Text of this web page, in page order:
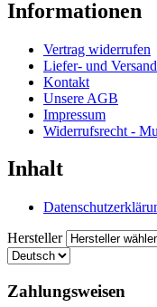
Informationen
Vertrag widerrufen
Liefer- und
Kontakt
Unsere AGB
Impressum
Widerrufsrecht -
Inhalt
Hersteller
Zahlungsweisen